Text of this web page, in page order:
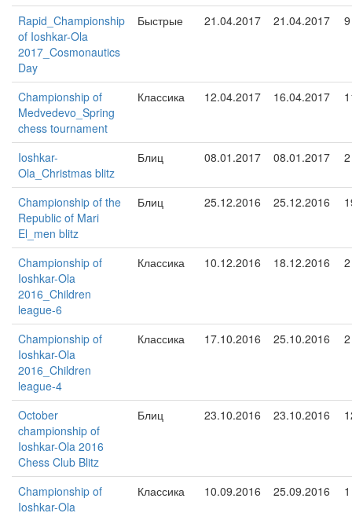
Rapid_Championship
of Ioshkar-Ola
2017_Cosmonautics
Day
Быстрые 21.04.2017 21.04.2017 9
Championship of
Medvedevo_Spring
chess tournament
Классика 12.04.2017 16.04.2017
Ioshkar-
Ola_Christmas blitz
Блиц 08.01.2017 08.01.2017 2
Championship of the
Republic of Mari
El_men blitz
Блиц 25.12.2016 25.12.2016
Championship of
Ioshkar-Ola
2016_Children
league-6
Классика 10.12.2016 18.12.2016 2
Championship of
Ioshkar-Ola
2016_Children
league-4
Классика 17.10.2016 25.10.2016 2
October
championship of
Ioshkar-Ola 2016
Chess Club Blitz
Блиц 23.10.2016 23.10.2016
Championship of
Ioshkar-Ola
Классика 10.09.2016 25.09.2016 1